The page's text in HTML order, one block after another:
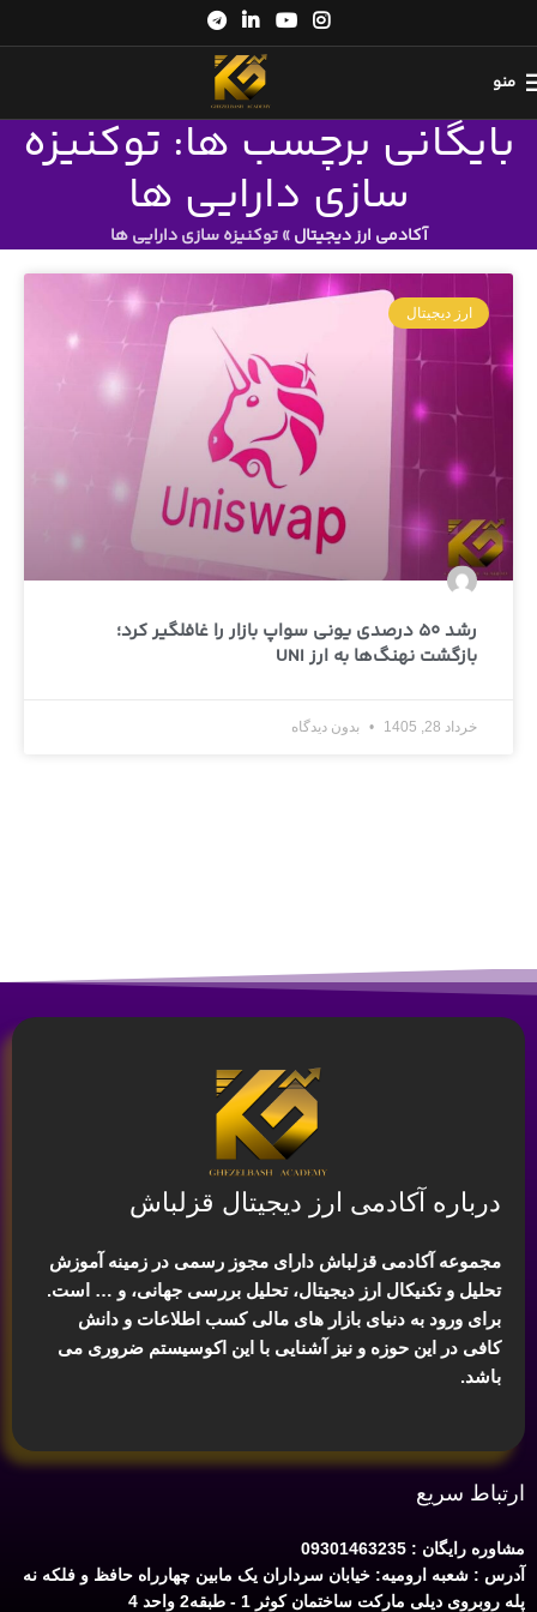
منو
بایگانی برچسب ها: توکنیزه
سازی دارایی ها
آکادمی ارز دیجیتال»توکنیزه سازی دارایی ها
ارز دیجیتال
رشد 50 درصدی یونی سواپ بازار را غافلگیر کرد؛
بازگشت نهنگ‌ها به ارز UNI
خرداد 28, 1405 بدون دیدگاه
درباره آکادمی ارز دیجیتال قزلباش
مجموعه آکادمی قزلباش دارای مجوز رسمی در زمینه آموزش
تحلیل و تکنیکال ارز دیجیتال، تحلیل بررسی جهانی، و … است.
برای ورود به دنیای بازار های مالی کسب اطلاعات و دانش
کافی در این حوزه و نیز آشنایی با این اکوسیستم ضروری می
باشد.
ارتباط سریع
مشاوره رایگان : 09301463235
آدرس : شعبه ارومیه: خیابان سرداران یک مابین چهارراه حافظ و فلکه نه
پله روبروی دیلی مارکت ساختمان کوثر 1 - طبقه2 واحد 4